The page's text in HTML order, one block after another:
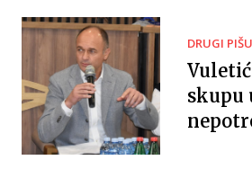
DRUGI PIŠU
skupu